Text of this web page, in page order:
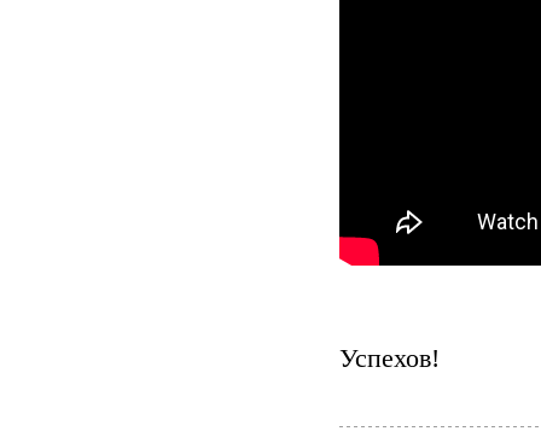
Успехов!